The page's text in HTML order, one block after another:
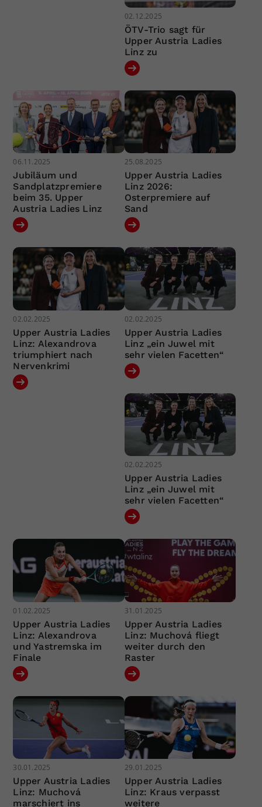
02.12.2025
ÖTV-Trio sagt für
Upper Austria Ladies
Linz zu
06.11.2025
Jubiläum und
Sandplatzpremiere
beim 35. Upper
Austria Ladies Linz
25.08.2025
Upper Austria Ladies
Linz 2026:
Osterpremiere auf
Sand
02.02.2025
Upper Austria Ladies
Linz: Alexandrova
triumphiert nach
Nervenkrimi
02.02.2025
Upper Austria Ladies
Linz „ein Juwel mit
sehr vielen Facetten“
02.02.2025
Upper Austria Ladies
Linz „ein Juwel mit
sehr vielen Facetten“
01.02.2025
Upper Austria Ladies
Linz: Alexandrova
und Yastremska im
Finale
31.01.2025
Upper Austria Ladies
Linz: Muchová fliegt
weiter durch den
Raster
30.01.2025
Upper Austria Ladies
Linz: Muchová
marschiert ins
29.01.2025
Upper Austria Ladies
Linz: Kraus verpasst
weitere